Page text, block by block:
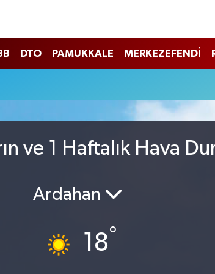
DTO PAMUKKALE MERKEZEFENDİ
ve 1 Haftalık Hava
Ardahan
18°